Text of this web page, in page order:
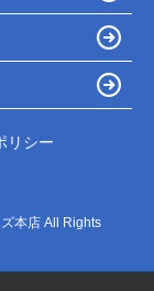
リシー
本店 All Rights